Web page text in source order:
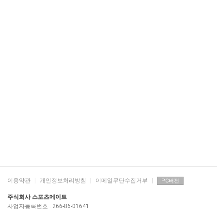
이용약관 개인정보처리방침 이메일무단수집거부 PC버전
주식회사 스포츠메이트
사업자등록번호 : 266-86-01641